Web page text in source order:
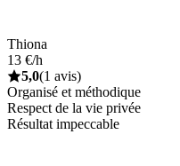
Thiona
13 €/h
5,0(1 avis)
Organisé et méthodique
Respect de la vie privée
Résultat impeccable